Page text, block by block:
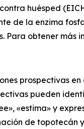
huésped
de la enzima
Para obtener más
prospectivas
pueden
«estima» y
de topotecán